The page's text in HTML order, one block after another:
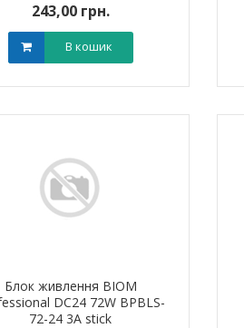
243,00 грн.
В кошик
Блок живлення BIOM
DC24 72W BPBLS-
72-24 3А stick